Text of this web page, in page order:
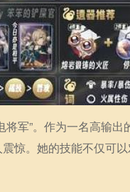
军”。作为一名高输
惊。她的技能不仅可